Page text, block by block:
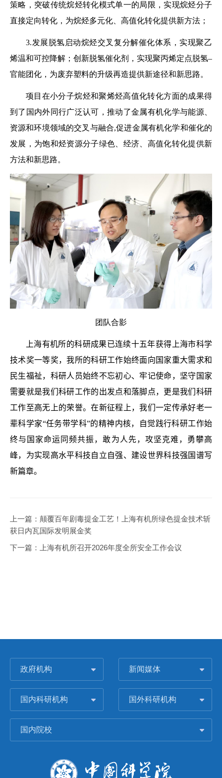
策略，突破传统烷烃转化模式单一的局限，实现烷烃分子
直接定向转化，为烷烃多元化、高值化转化提供新方法；
3.发展脱氢启动烷烃交叉复分解催化体系，实现聚乙
烯温和可控降解；创新脱氢催化剂，实现聚丙烯定点脱氢–
官能团化，为废弃塑料的升级再造提供新途径和新思路。
项目在小分子烷烃和聚烯烃高值化转化方面的成果得
到了国内外同行广泛认可，推动了金属有机化学与能源、
资源和环境领域的交叉与融合,促进金属有机化学和催化的
发展，为饱和烃资源分子绿色、经济、高值化转化提供新
方法和新思路。
团队合影
上海有机所的科研成果已连续十五年获得上海市科学
技术奖一等奖，我所的科研工作始终面向国家重大需求和
民生福祉，科研人员始终不忘初心、牢记使命，坚守国家
需要就是我们科研工作的出发点和落脚点， 更是我们科研
工作至高无上的荣誉。在新征程上，我们一定传承好老一
辈科学家“任务带学科”的精神内核，
自觉践行科研工作始
终与国家命运同频共振，敢为人先，攻坚克难，勇攀高
峰， 为实现高水平科技自立自强、建设世界科技强国 谱写
新篇章。
上一篇： 颠覆百年剧毒提金工艺！上海有机所绿色提金技术斩
获日内瓦国际发明展金奖
下一篇：
上海有机所召开2026年度全所安全工作会议
政府机构 新闻媒体
国内科研机构 国外科研机构
国内院校